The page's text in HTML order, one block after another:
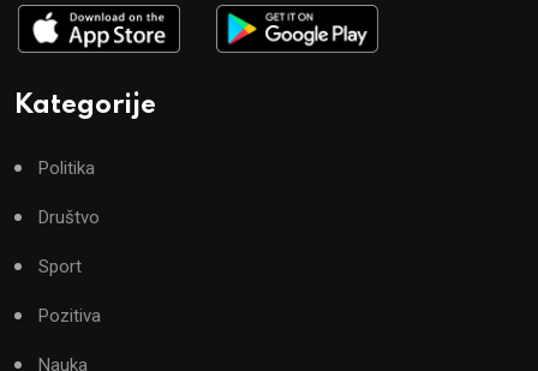
Kategorije
Politika
Društvo
Sport
Pozitiva
Nauka